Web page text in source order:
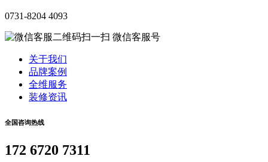
0731-8204 4093
微信客服号
关于我们
品牌案例
全维服务
装修资讯
全国咨询热线
172 6720 7311